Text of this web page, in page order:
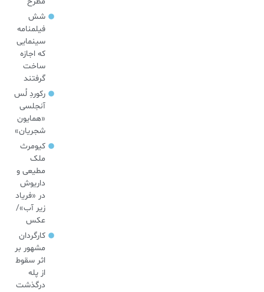
شش
فیلمنامه
سینمایی
که اجازه
ساخت
گرفتند
رکوردِ لُس
آنجلسی
«همایون
شجریان»
کیومرث
ملک
مطیعی و
داریوش
در «فریاد
زیر آب»/
عکس
کارگردان
مشهور بر
اثر سقوط
از پله
درگذشت